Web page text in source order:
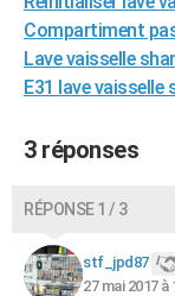
CARTE DE VOEUX
Carte de Noël
Carte Bonne année
Carte Saint-Valentin
Carte Pâques
Carte d'anniversaire
DICTIONNAIRE
COPAINS D'AVANT
S'inscrire
Se connecter
Lycées
Collèges
Primaires
Universités
Entreprises
Service militaire
Avis de recherche
AVIS DE DÉCÈS
FORUM
Compartiment
Lave vaisselle
E31 lave vaisselle
3 réponses
RÉPONSE 1 / 3
stf_jpd87
27 mai 2017 à